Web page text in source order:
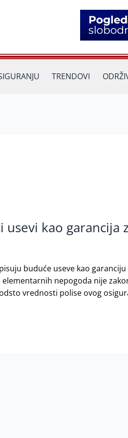
TRENDOVI
kao garancija
buduće useve kao
nepogoda nije
vrednosti polise ovog